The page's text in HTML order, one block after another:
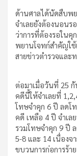
ด้านศาลได้นัดสืบพ
จำเลยยังต้องนอนร
ว่าการที่ต้องรอใน
พยานโจทก์สำคัญใ
สายข่าวตำรวจและ
ต่อมาเมื่อวันที่ 25
คดีนี้ให้จำเลยที่
โทษจำคุก 6 ปี ลดโ
คดี เหลือ 4 ปี จำเล
รวมโทษจำคุก 9 ปี
5-8 และ 14 เนื่องจ
ขบวนการก่อการร้าย